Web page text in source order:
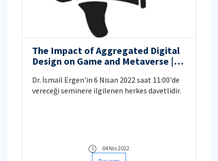
The Impact of Aggregated Digital
Design on Game and Metaverse |
Dr. İsmail Ergen'in 6 Nisan 2022 saat 11:00'de
vereceği seminere ilgilenen herkes davetlidir.
04 Nis 2022